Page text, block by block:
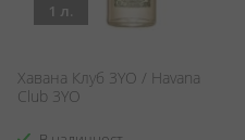
1 л.
Хавана Клуб 3YO / Havana
Club 3YO